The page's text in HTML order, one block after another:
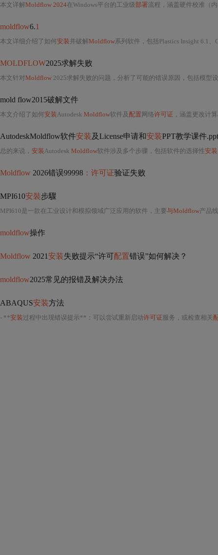
本文详解Moldflow 2024在Windows平台的工业级部署流程，涵盖硬件校准（
moldflow6.1
本文详细介绍了如何安装并破解Moldflow系列软件，包括Plastics Insight 6.1、CAD
MOLDFLOW2025求解失败
本文针对Moldflow 2025求解失败的问题，分析了可能的错误原因，包括模型
mold flow2015破解文件
本文介绍了如何安装Autodesk Moldflow软件及 配置 网络许可证 ，涵盖更改计
AutodeskMoldflow软件安装及License申请和安装PPT教学课件
总的来说， 安装Autodesk Moldflow软件涉及多个步骤，包括软件的选择性安装
Moldflow 2026错误99998 ：许可证验证失败
MPI610安裝步驟
MPI610是一款在工业设计和模拟领域广泛应用的软件，主要与Moldflow产品线
moldflow操作
Moldflow 2021安装失败提示“许可配置错误”如何解决？
moldflow2025常见的报错及解决办法
ABAQUS安装方法
- **安装过程中出现错误提示** ： 可以尝试重新启动许可证 服务，或检查相关